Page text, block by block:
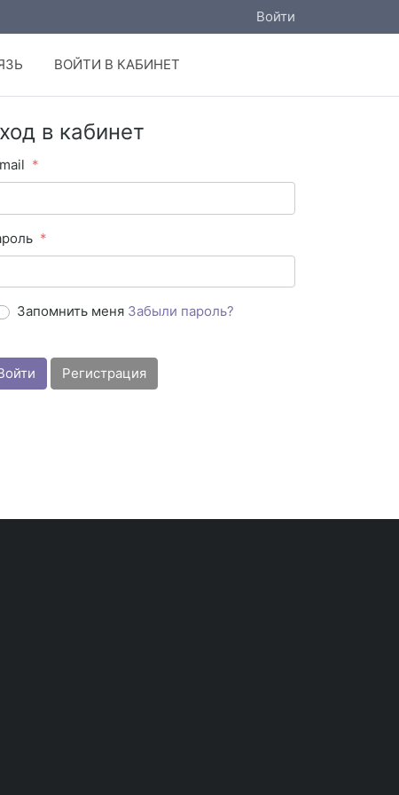
Войти
ВОЙТИ В КАБИНЕТ
в кабинет
Запомнить меня Забыли пароль?
Регистрация